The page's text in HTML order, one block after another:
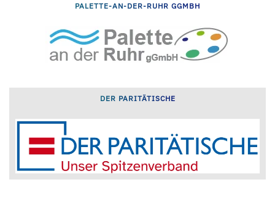
PALETTE-AN-DER-RUHR GGMBH
DER PARITÄTISCHE